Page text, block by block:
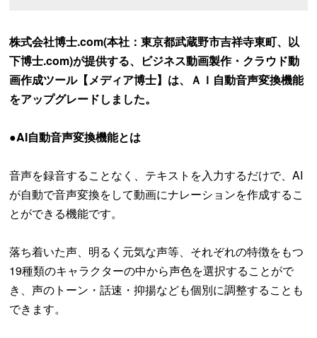
株式会社博士.com(本社：東京都武蔵野市吉祥寺東町、以
下博士.com)が提供する、ビジネス動画製作・クラウド動
画作成ツール【メディア博士】は、ＡＩ自動音声変換機能
をアップグレードしました。
●AI自動音声変換機能とは
音声を録音することなく、テキストを入力するだけで、AI
が自動で音声変換をして動画にナレーションを作成するこ
とができる機能です。
落ち着いた声、明るく元気な声等、それぞれの特徴をもつ
19種類のキャラクターの中から声色を選択することがで
き、声のトーン・話速・抑揚なども個別に調整することも
できます。